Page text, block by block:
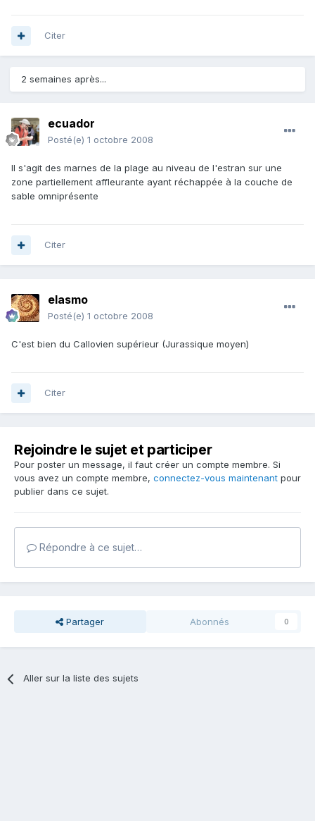
Citer
2 semaines après...
ecuador
Posté(e) 1 octobre 2008
Il s'agit des marnes de la plage au niveau de l'estran sur une
zone partiellement affleurante ayant réchappée à la couche de
sable omniprésente
Citer
elasmo
Posté(e) 1 octobre 2008
C'est bien du Callovien supérieur (Jurassique moyen)
Citer
Rejoindre le sujet et participer
Pour poster un message, il faut créer un compte membre. Si
vous avez un compte membre, connectez-vous maintenant pour
publier dans ce sujet.
Répondre à ce sujet…
Partager Abonnés 0
Aller sur la liste des sujets